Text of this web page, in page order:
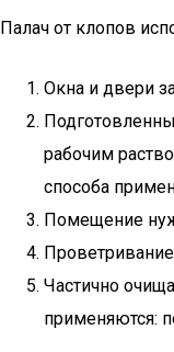
Палач от клопов
Окна и двери
рабочим
способа
Помещение
Частично
применяются: